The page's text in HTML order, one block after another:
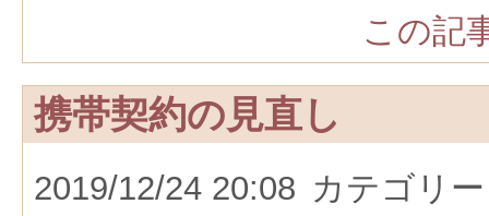
この記
携帯契約の見直し
2019/12/24 20:08 カテゴリ